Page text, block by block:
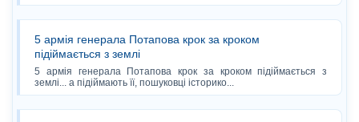
5 армія генерала Потапова крок за кроком
підіймається з землі
5 армія генерала Потапова крок за кроком підіймається з
землі... а підіймають її, пошуковці історико...